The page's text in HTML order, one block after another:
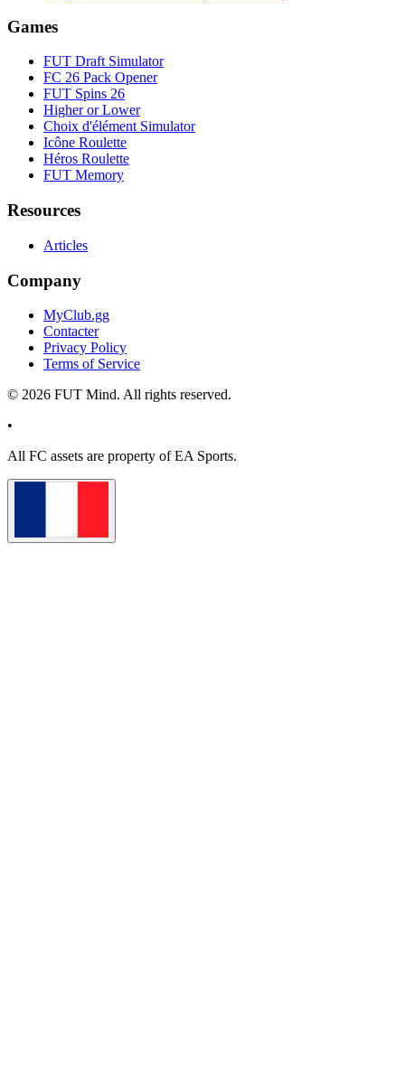
Games
FUT Draft Simulator
FC 26 Pack Opener
FUT Spins 26
Higher or Lower
Choix d'élément Simulator
Icône Roulette
Héros Roulette
FUT Memory
Resources
Articles
Company
MyClub.gg
Contacter
Privacy Policy
Terms of Service
© 2026 FUT Mind. All rights reserved.
•
All FC assets are property of EA Sports.